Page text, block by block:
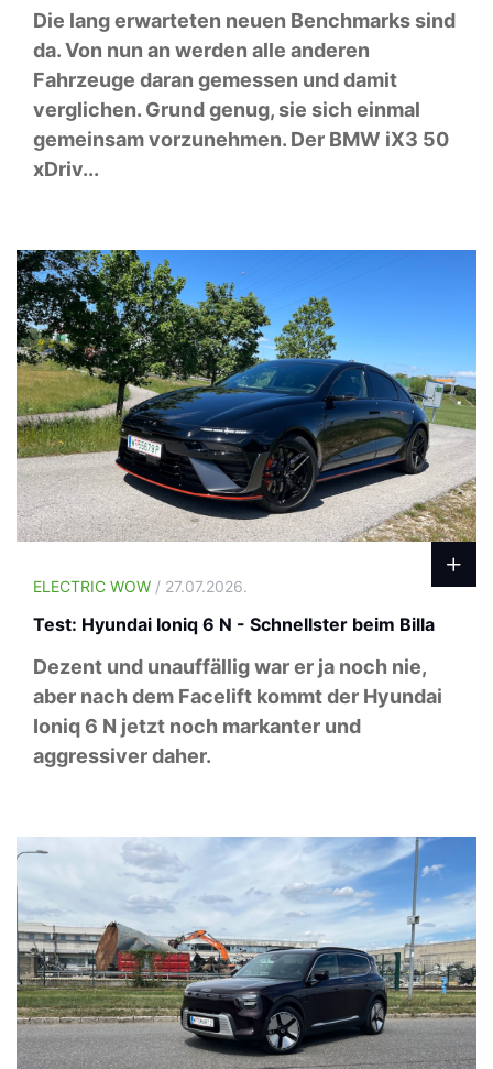
Die lang erwarteten neuen Benchmarks sind
da. Von nun an werden alle anderen
Fahrzeuge daran gemessen und damit
verglichen. Grund genug, sie sich einmal
gemeinsam vorzunehmen. Der BMW iX3 50
xDriv...
ELECTRIC WOW / 27.07.2026.
Test: Hyundai Ioniq 6 N - Schnellster beim Billa
Dezent und unauffällig war er ja noch nie,
aber nach dem Facelift kommt der Hyundai
Ioniq 6 N jetzt noch markanter und
aggressiver daher.